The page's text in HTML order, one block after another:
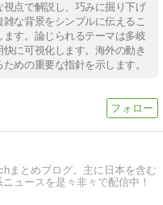
点で解説し、巧みに掘り下げ
な背景をシンプルに伝えるこ
す。論じられるテーマは多岐
に可視化します。海外の動き
めの重要な指針を示します。
まとめブログ。主に日本を含む
ュースを是々非々で配信中！